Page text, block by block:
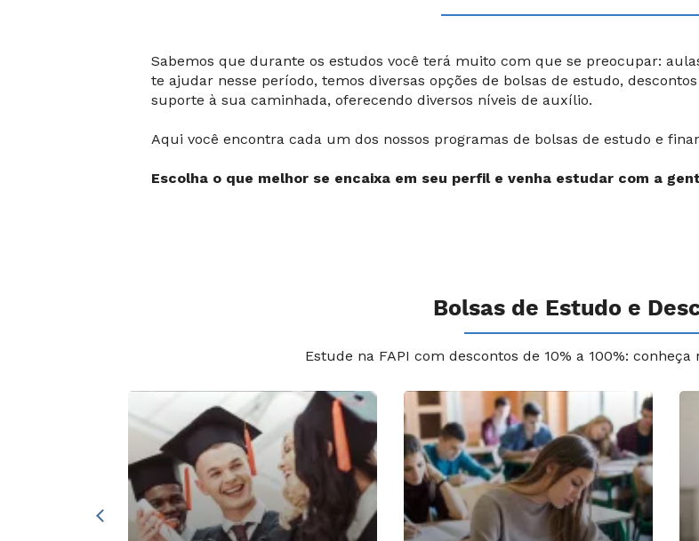
Sabemos que durante os estudos você terá muito com que se preocupar:
te ajudar nesse período, temos diversas opções de bolsas de estudo,
suporte à sua caminhada, oferecendo diversos níveis de auxílio.
Aqui você encontra cada um dos nossos programas de bolsas de estudo e
Escolha o que melhor se encaixa em seu perfil e venha estudar com a
Bolsas de Estudo e
Estude na FAPI com descontos de 10% a 100%: